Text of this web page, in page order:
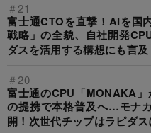
＃21
富士通CTOを直撃！AIを国
戦略」の全貌、自社開発
ダスを活用する構想にも言及
＃20
富士通のCPU「MONAKA
の提携で本格普及へ…モナ
開！次世代チップはラピダ